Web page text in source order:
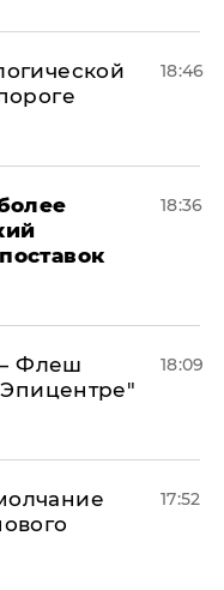
18:46
18:36
Флеш
18:09
17:52